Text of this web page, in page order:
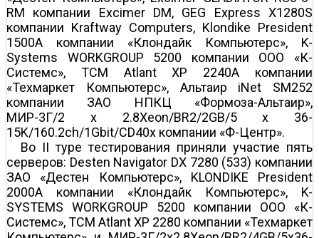
RM компании Exсimer DM, GEG Express X1280S
компании Kraftway Computers, Klondike President
1500A компании «Клондайк Компьютерс», K-
Systems WORKGROUP 5200 компании ООО «К-
Системс», TCM Atlant XP 2240A компании
«Техмаркет Компьютерc», Альтаир iNet SM252
компании ЗАО НПКЦ «Формоза-Альтаир»,
МИР-3Г/2 х 2.8Xeon/BR2/2GB/5 х 36-
15K/160.2ch/1Gbit/CD40x компании «Ф-Центр».
Во II туре тестирования приняли участие пять
серверов: Desten Navigator DX 7280 (533) компании
ЗАО «Дестен Компьютерс», KLONDIKE President
2000A компании «Клондайк Компьютерс», K-
SYSTEMS WORKGROUP 5200 компании ООО «К-
Системс», TCM Atlant XP 2280 компании «Техмаркет